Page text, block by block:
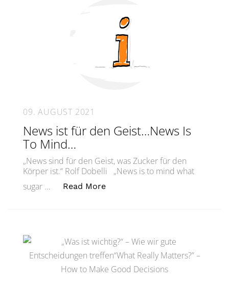
09. AUGUST 2021
News ist für den Geist…News Is
To Mind…
„News sind für den Geist, was Zucker für den
Körper ist.“ Rolf Dobelli „News is to mind what
sugar …
Read More„News ist für den Geist…News